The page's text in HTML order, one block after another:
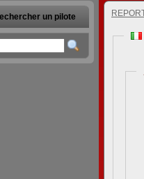
un pilote